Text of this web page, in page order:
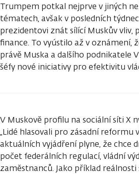
Trumpem potkal nejprve v jiných
tématech, avšak v posledních
prezidentovi znát sílící Muskův vliv,
finance. To vyústilo až v oznámení,
právě Muska a dalšího podnikatele
šéfy nové iniciativy pro efektivitu
V Muskově profilu na sociální síti X
„Lidé hlasovali pro zásadní reformu
aktuálních vyjádření plyne, že chce
počet federálních regulací, vládní
zaměstnanců. Jako příklad reálnosti